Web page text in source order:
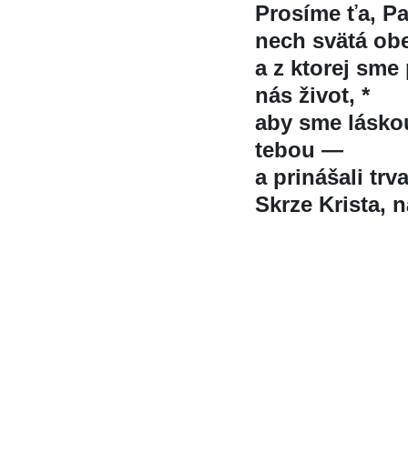
Prosíme ťa,
nech svätá
a z ktorej
nás život, *
aby sme
tebou —
a prinášali
Skrze Krista,